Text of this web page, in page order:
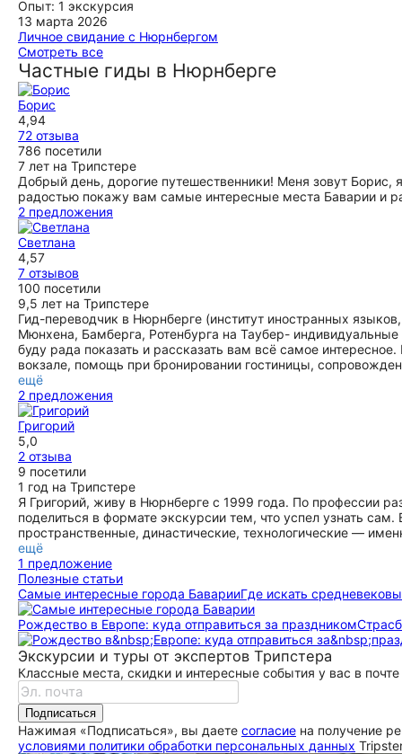
ещё
знакомства с гидом. Однозначно рекомендуем!!! Привет
вам Борис из Вильнюса!
ещё
впечатления. Мы первый раз в Германии. И нам (мы были с
сыном) очень повезло с экскурсоводом Мариной. Видно,
что она очень много знает, искренне любит город и хочет
раскрыть его перед нами. Особенно понравилось, как она
рассказывает о средневековье — город оживает на
глазах. Отличная подача материала, интересный маршрут,
доброжелательность. Нам все очень понравилось.
Однозначно рекомендуем и экскурсию и экскурсовода.
ещё
Опыт: 1 экскурсия
13 марта 2026
Личное свидание с Нюрнбергом
У нас была экскурсовод Марина ! У нас была очень разная
по возрасту группа но Марина рассказывалась
информацию интересную всем !!! Все остались
довольными этой экскурсией !!! А особенно экскурсоводом
Мариной !!! Спасибо большое вам !!!!
ещё
Смотреть все
Частные гиды в Нюрнберге
Борис
4,94
72 отзыва
786 посетили
7 лет на Трипстере
Добрый день, дорогие путешественники! Меня зовут
радостью покажу вам самые интересные места Баварии и
2 предложения
Светлана
4,57
7 отзывов
100 посетили
9,5 лет на Трипстере
Гид-переводчик в Нюрнберге (институт иностранных
Мюнхена, Бамберга, Ротенбурга на Таубер-
буду рада показать и рассказать вам всё самое
вокзале, помощь при бронировании гостиницы,
ещё
2 предложения
Григорий
5,0
2 отзыва
9 посетили
1 год на Трипстере
Я Григорий, живу в Нюрнберге с 1999 года. По профессии
поделиться в формате экскурсии тем, что успел узнать
пространственные, династические, технологические —
ещё
1 предложение
Полезные статьи
Самые интересные города БаварииГде искать
Рождество в Европе: куда отправиться за праздником
Экскурсии и туры от экспертов Трипстера
Классные места, скидки и интересные события у вас в почте
Подписаться
Нажимая «Подписаться», вы даете согласие на получение
условиями политики обработки персональных данных